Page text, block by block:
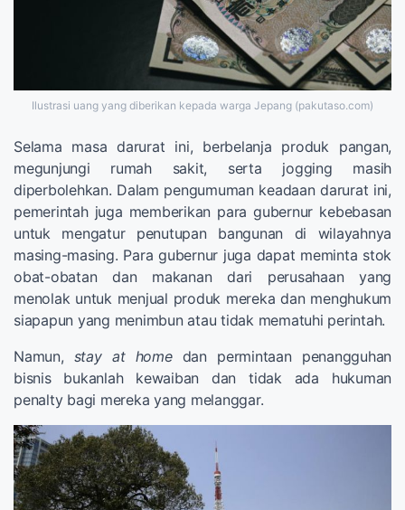
Ilustrasi uang yang diberikan kepada warga Jepang (pakutaso.com)
Selama masa darurat ini, berbelanja produk pangan,
megunjungi rumah sakit, serta jogging masih
diperbolehkan. Dalam pengumuman keadaan darurat ini,
pemerintah juga memberikan para gubernur kebebasan
untuk mengatur penutupan bangunan di wilayahnya
masing-masing. Para gubernur juga dapat meminta stok
obat-obatan dan makanan dari perusahaan yang
menolak untuk menjual produk mereka dan menghukum
siapapun yang menimbun atau tidak mematuhi perintah.
Namun, stay at homedan permintaan penangguhan
bisnis bukanlah kewaiban dan tidak ada hukuman
penalty bagi mereka yang melanggar.